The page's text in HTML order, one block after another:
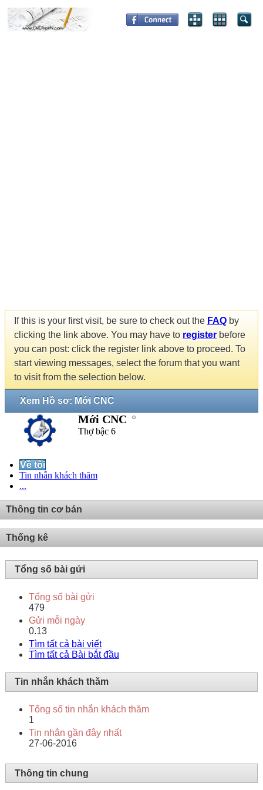
If this is your first visit, be sure to check out the FAQ by
clicking the link above. You may have to register before
you can post: click the register link above to proceed. To
start viewing messages, select the forum that you want
to visit from the selection below.
Xem Hồ sơ: Mới CNC
Mới CNC
Thợ bậc 6
Về tôi
Tin nhắn khách thăm
...
Thông tin cơ bản
Thống kê
Tổng số bài gửi
Tổng số bài gửi
479
Gửi mỗi ngày
0.13
Tìm tất cả bài viết
Tìm tất cả Bài bắt đầu
Tin nhắn khách thăm
Tổng số tin nhắn khách thăm
1
Tin nhắn gần đây nhất
27-06-2016
Thông tin chung